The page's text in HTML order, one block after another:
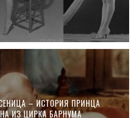
– ИСТОРИЯ ПРИНЦА
ИЗ ЦИРКА БАРНУМА